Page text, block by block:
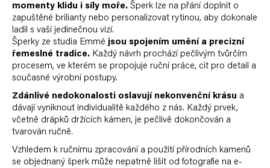
momenty klidu i síly moře. Šperk lze na přání doplnit o
zapuštěné brilianty nebo personalizovat rytinou, aby dokonale
ladil s vaší jedinečnou vizí.
Šperky ze studia Emmé jsou spojením umění a precizní
řemeslné tradice. Každý návrh prochází pečlivým tvůrčím
procesem, ve kterém se propojuje ruční práce, cit pro detail a
současné výrobní postupy.
Zdánlivé nedokonalosti oslavují nekonvenční krásu a
dávají vyniknout individualitě každého z nás. Každý prvek,
včetně drápků držících kámen, je pečlivě dokončován a
tvarován ručně.
Vzhledem k ručnímu zpracování a použití přírodních kamenů
se objednaný šperk může nepatrně lišit od fotografie na e-